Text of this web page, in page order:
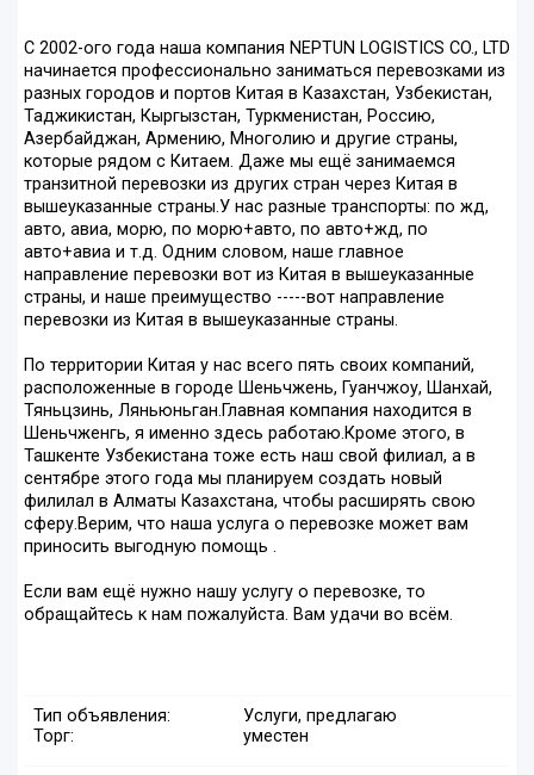
С 2002-ого года наша компания NEPTUN LOGISTICS CO., LTD
начинается профессионально заниматься перевозками из
разных городов и портов Китая в Казахстан, Узбекистан,
Таджикистан, Кыргызстан, Туркменистан, Россию,
Азербайджан, Армению, Многолию и другие страны,
которые рядом с Китаем. Даже мы ещё занимаемся
транзитной перевозки из других стран через Китая в
вышеуказанные страны.У нас разные транспорты: по жд,
авто, авиа, морю, по морю+авто, по авто+жд, по
авто+авиа и т.д. Одним словом, наше главное
направление перевозки вот из Китая в вышеуказанные
страны, и наше преимущество -----вот направление
перевозки из Китая в вышеуказанные страны.
По территории Китая у нас всего пять своих компаний,
расположенные в городе Шеньчжень, Гуанчжоу, Шанхай,
Тяньцзинь, Ляньюньган.Главная компания находится в
Шеньчженгь, я именно здесь работаю.Кроме этого, в
Ташкенте Узбекистана тоже есть наш свой филиал, а в
сентябре этого года мы планируем создать новый
филилал в Алматы Казахстана, чтобы расширять свою
сферу.Верим, что наша услуга о перевозке может вам
приносить выгодную помощь .
Если вам ещё нужно нашу услугу о перевозке, то
обращайтесь к нам пожалуйста. Вам удачи во всём.
Тип объявления:
Услуги, предлагаю
Торг:
уместен